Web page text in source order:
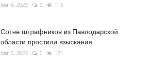
Авг 6, 2026 0 116
Сотне штрафников из Павлодарской
области простили взыскания
Авг 3, 2026 0 171